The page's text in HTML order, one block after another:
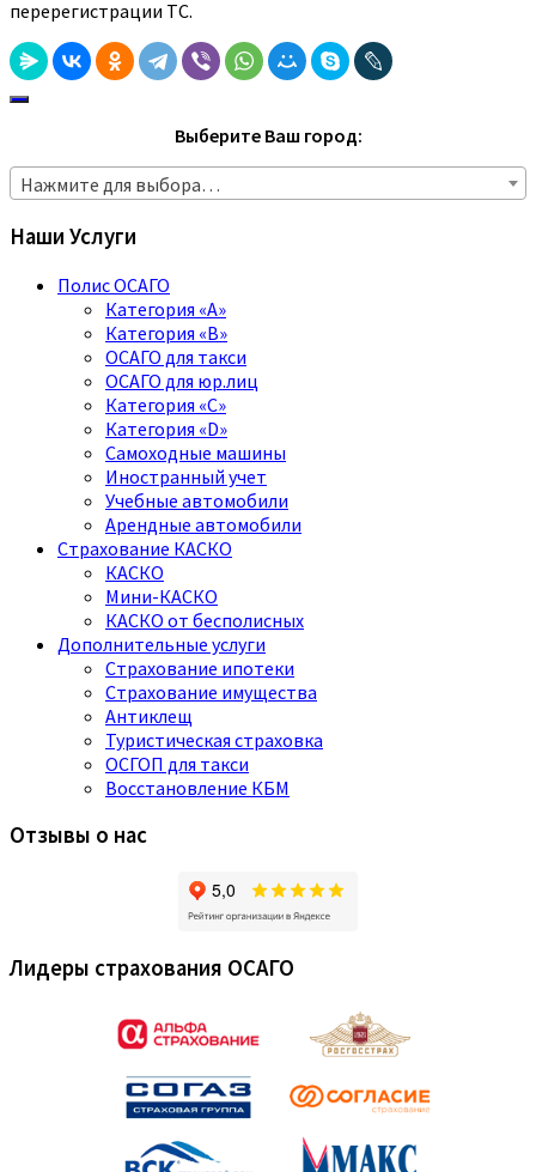
перерегистрации ТС.
Выберите Ваш город:
Нажмите для выбора…
Наши Услуги
Полис ОСАГО
Категория «A»
Категория «B»
ОСАГО для такси
ОСАГО для юр.лиц
Категория «C»
Категория «D»
Самоходные машины
Иностранный учет
Учебные автомобили
Арендные автомобили
Страхование КАСКО
КАСКО
Мини-КАСКО
КАСКО от бесполисных
Дополнительные услуги
Страхование ипотеки
Страхование имущества
Антиклещ
Туристическая страховка
ОСГОП для такси
Восстановление КБМ
Отзывы о нас
Лидеры страхования ОСАГО